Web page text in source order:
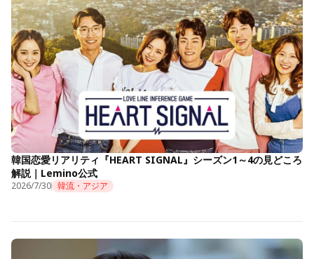
韓国恋愛リアリティ『HEART SIGNAL』シーズン1～4の見どころ
解説｜Lemino公式
2026/7/30 韓流・アジア